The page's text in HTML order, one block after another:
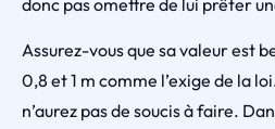
donc pas omettre de lui prêter
Assurez-vous que sa valeur est
0,8 et 1 m comme l’exige de la
n’aurez pas de soucis à faire.